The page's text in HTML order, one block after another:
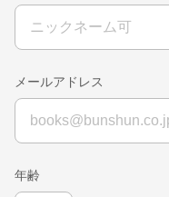
メールアドレス
年齢